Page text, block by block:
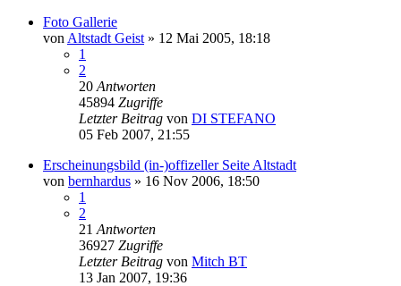
Foto Gallerie
von Altstadt Geist » 12 Mai 2005, 18:18
1
2
20 Antworten
45894 Zugriffe
Letzter Beitrag von DI STEFANO
05 Feb 2007, 21:55
Erscheinungsbild (in-)offizeller Seite Altstadt
von bernhardus » 16 Nov 2006, 18:50
1
2
21 Antworten
36927 Zugriffe
Letzter Beitrag von Mitch BT
13 Jan 2007, 19:36